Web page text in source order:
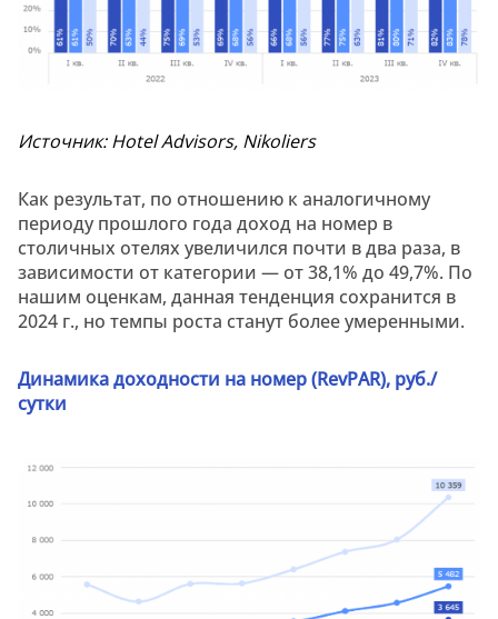
Источник: Hotel Advisors, Nikoliers
Как результат, по отношению к аналогичному
периоду прошлого года доход на номер в
столичных отелях увеличился почти в два раза, в
зависимости от категории — от 38,1% до 49,7%. По
нашим оценкам, данная тенденция сохранится в
2024 г., но темпы роста станут более умеренными.
Динамика доходности на номер (RevPAR), руб./
сутки